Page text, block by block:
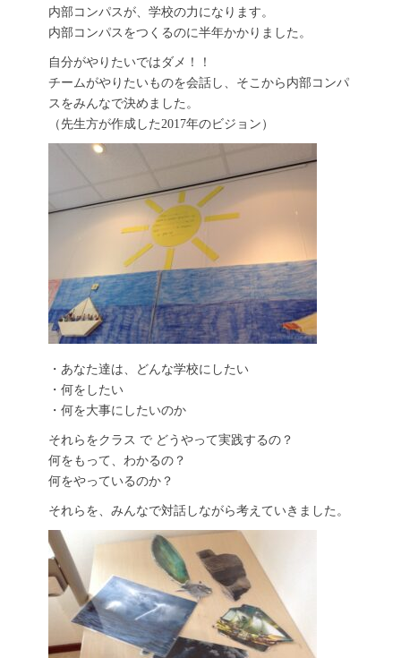
内部コンパスが、学校の力になります。
内部コンパスをつくるのに半年かかりました。
自分がやりたいではダメ！！
チームがやりたいものを会話し、そこから内部コンパ
スをみんなで決めました。
（先生方が作成した2017年のビジョン）
・あなた達は、どんな学校にしたい
・何をしたい
・何を大事にしたいのか
それらをクラス で どうやって実践するの？
何をもって、わかるの？
何をやっているのか？
それらを、みんなで対話しながら考えていきました。